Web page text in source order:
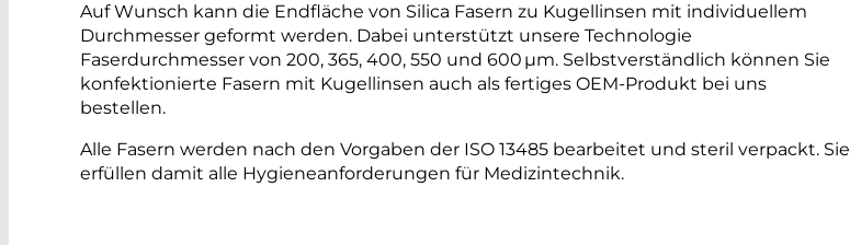
Auf Wunsch kann die Endfläche von Silica Fasern zu Kugellinsen mit individuellem
Durchmesser geformt werden. Dabei unterstützt unsere Technologie
Faserdurchmesser von 200, 365, 400, 550 und 600 µm. Selbstverständlich können Sie
konfektionierte Fasern mit Kugellinsen auch als fertiges OEM-Produkt bei uns
bestellen.
Alle Fasern werden nach den Vorgaben der ISO 13485 bearbeitet und steril verpackt. Sie
erfüllen damit alle Hygieneanforderungen für Medizintechnik.